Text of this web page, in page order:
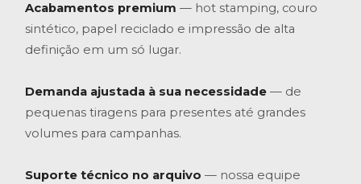
Acabamentos premium — hot stamping, couro
sintético, papel reciclado e impressão de alta
definição em um só lugar.
Demanda ajustada à sua necessidade — de
pequenas tiragens para presentes até grandes
volumes para campanhas.
Suporte técnico no arquivo — nossa equipe